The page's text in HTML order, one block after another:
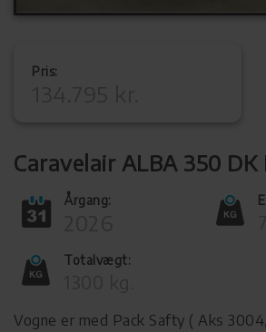
Pris:
Caravelair ALBA 350 DK
Årgang:
Totalvægt:
Vogne er med Pack Safty ( Aks